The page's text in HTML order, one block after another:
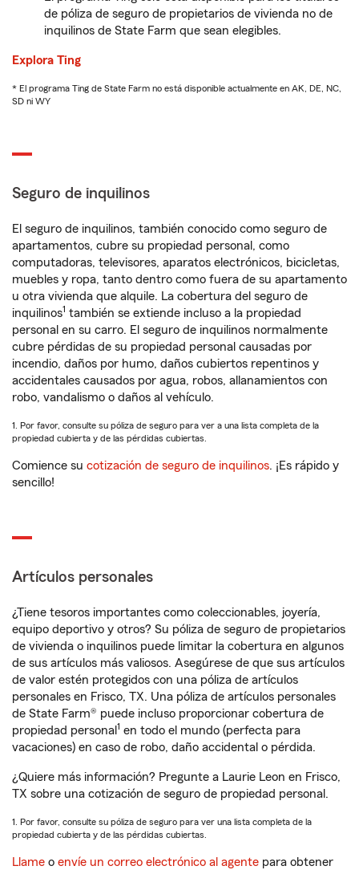
de póliza de seguro de propietarios de vivienda no de
inquilinos de State Farm que sean elegibles.
Explora Ting
* El programa Ting de State Farm no está disponible actualmente en AK, DE, NC,
SD ni WY
Seguro de inquilinos
El seguro de inquilinos, también conocido como seguro de
apartamentos, cubre su propiedad personal, como
computadoras, televisores, aparatos electrónicos, bicicletas,
muebles y ropa, tanto dentro como fuera de su apartamento
u otra vivienda que alquile. La cobertura del seguro de
inquilinos1 también se extiende incluso a la propiedad
personal en su carro. El seguro de inquilinos normalmente
cubre pérdidas de su propiedad personal causadas por
incendio, daños por humo, daños cubiertos repentinos y
accidentales causados por agua, robos, allanamientos con
robo, vandalismo o daños al vehículo.
1. Por favor, consulte su póliza de seguro para ver a una lista completa de la
propiedad cubierta y de las pérdidas cubiertas.
Comience su cotización de seguro de inquilinos. ¡Es rápido y
sencillo!
Artículos personales
¿Tiene tesoros importantes como coleccionables, joyería,
equipo deportivo y otros? Su póliza de seguro de propietarios
de vivienda o inquilinos puede limitar la cobertura en algunos
de sus artículos más valiosos. Asegúrese de que sus artículos
de valor estén protegidos con una póliza de artículos
personales en Frisco, TX. Una póliza de artículos personales
de State Farm® puede incluso proporcionar cobertura de
propiedad personal 1 en todo el mundo (perfecta para
vacaciones) en caso de robo, daño accidental o pérdida.
¿Quiere más información? Pregunte a Laurie Leon en Frisco,
TX sobre una cotización de seguro de propiedad personal.
1. Por favor, consulte su póliza de seguro para ver una lista completa de la
propiedad cubierta y de las pérdidas cubiertas.
Llame o envíe un correo electrónico al agente para obtener